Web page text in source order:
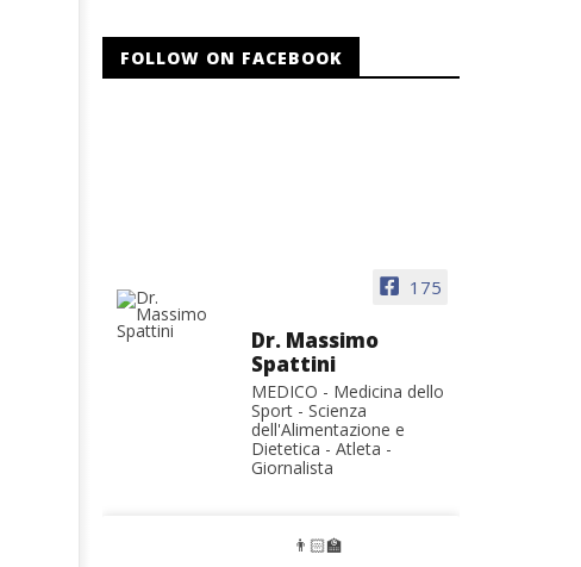
FOLLOW ON FACEBOOK
175
Dr. Massimo
Spattini
MEDICO - Medicina dello
Sport - Scienza
dell'Alimentazione e
Dietetica - Atleta -
Giornalista
👨🏻‍🏫